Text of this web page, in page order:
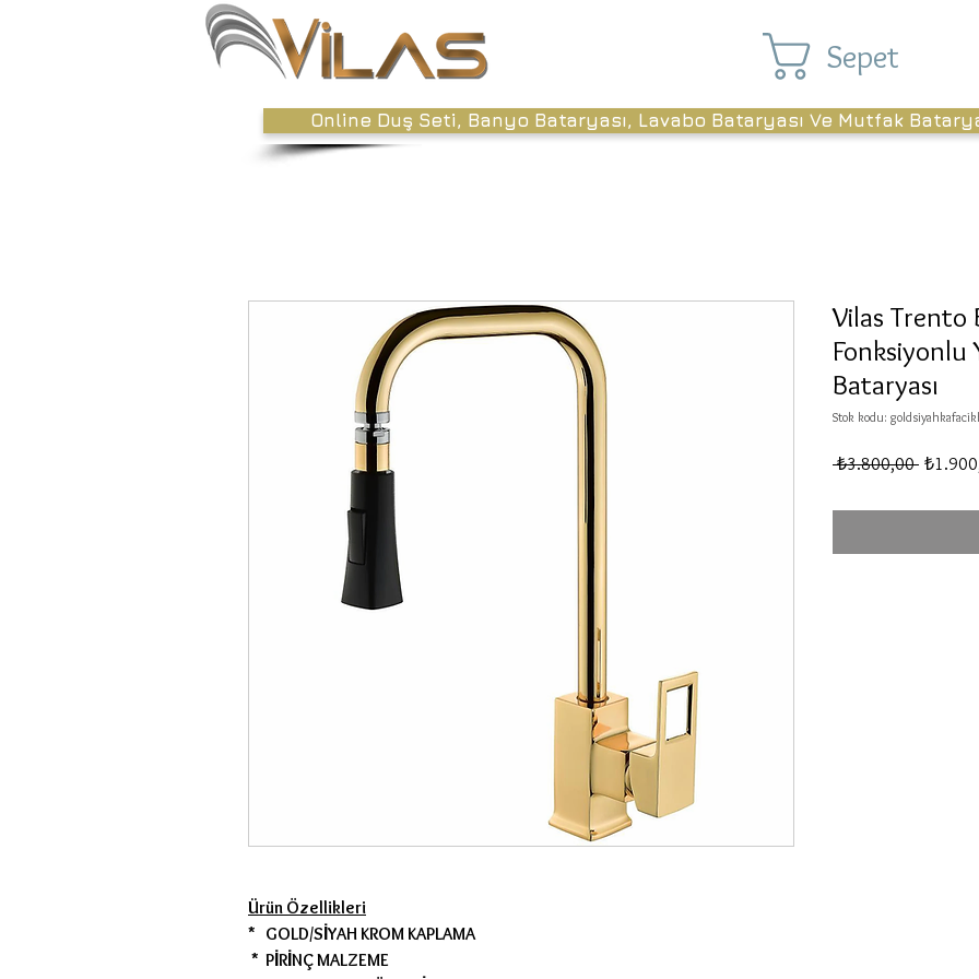
Sepet
Online Duş Seti, Banyo Bataryası, Lavabo Bataryası Ve Mutfak
Ürün Özellikleri
* GOLD/SİYAH KROM KAPLAMA
* PİRİNÇ MALZEME
Vilas Trento
Fonksiyonlu
Bataryası
Stok kodu:
₺3.800,00 Normal